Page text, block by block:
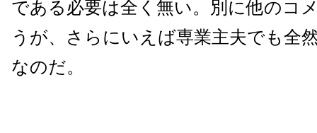
である必要は全く無い。別に他のコ
うが、さらにいえば専業主夫でも全
なのだ。